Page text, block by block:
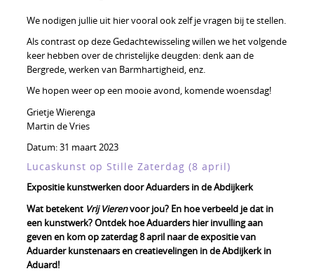
We nodigen jullie uit hier vooral ook zelf je vragen bij te stellen.
Als contrast op deze Gedachtewisseling willen we het volgende
keer hebben over de christelijke deugden: denk aan de
Bergrede, werken van Barmhartigheid, enz.
We hopen weer op een mooie avond, komende woensdag!
Grietje Wierenga
Martin de Vries
Datum:31 maart 2023
Lucaskunst op Stille Zaterdag (8 april)
Expositie kunstwerken door Aduarders in de Abdijkerk
Wat betekent Vrij Vierenvoor jou? En hoe verbeeld je dat in
een kunstwerk? Ontdek hoe Aduarders hier invulling aan
geven en kom op zaterdag 8 april naar de expositie van
Aduarder kunstenaars en creatievelingen in de Abdijkerk in
Aduard!